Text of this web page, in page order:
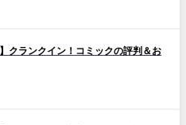
クランクイン！コミックの評判＆お